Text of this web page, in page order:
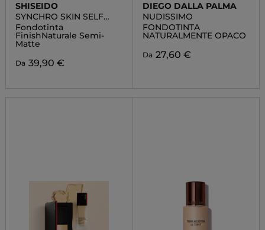
SHISEIDO
SYNCHRO SKIN SELF
REFRESHING
FOUNDATION
Fondotinta
FinishNaturale Semi-
Matte
Da 39,90 €
DIEGO DALLA PALMA
NUDISSIMO
FONDOTINTA
NATURALMENTE OPACO
Da 27,60 €